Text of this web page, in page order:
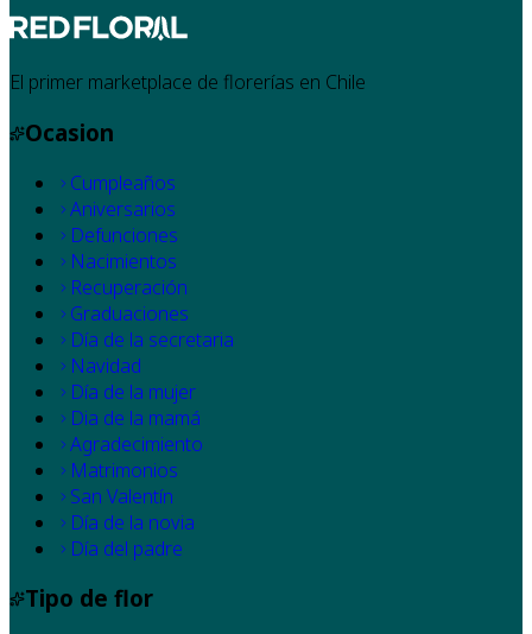
El primer marketplace de florerías en Chile
Ocasion
Cumpleaños
Aniversarios
Defunciones
Nacimientos
Recuperación
Graduaciones
Día de la secretaria
Navidad
Día de la mujer
Dia de la mamá
Agradecimiento
Matrimonios
San Valentín
Día de la novia
Día del padre
Tipo de flor